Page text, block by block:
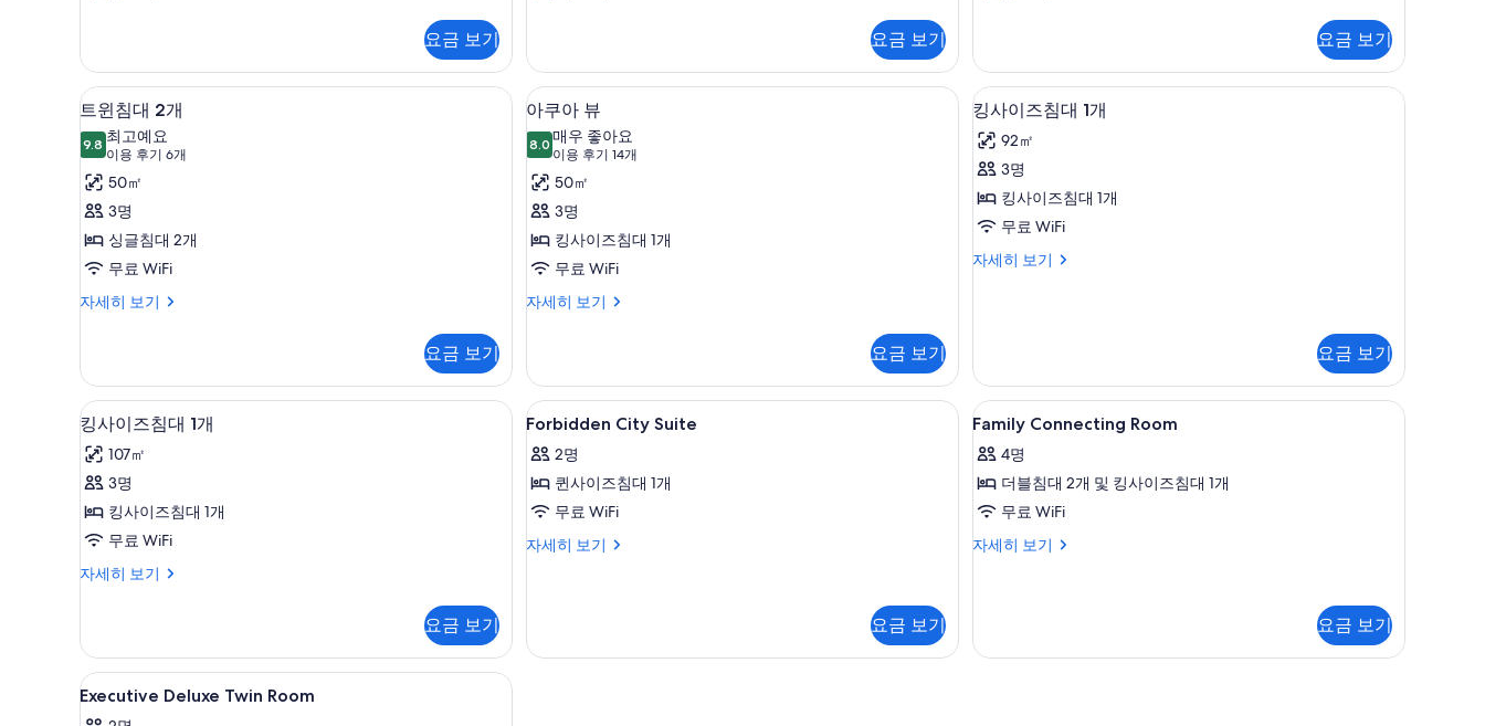
진
모
두
보
기
히
보
기
모
두
보
기
침
대
1
자
히
보
요금 보기
즈
침
대
1
개,
클
럽
라
운
용
사
진
모
두
기
티
브
룸,
킹
사
즈
침
개,
럽
이
용
자
세
히
보
기
요금 보기
모
두
보
기
침
대
1
개
자
세
보
기
요금 보기
트
윈
침
대
2
개
사
진
보
기
고급 침구, 셀렉트 컴포트 침대, 미니바, 객실 내 금고
7
트윈침대 2개
9.89.8점 만점 중 10점
최고예요
이용 후기 6개
(이
용
후
기
6
개)
50㎡
3명
싱글침대 2개
무료 WiFi
자세히 보기
트
2
개
자
세
히
보
요금 보기
아
쿠
아
뷰
사
진
모
두
고급 침구, 셀렉트 컴포트 침대, 미니바, 객실 내 금고
5
아쿠아 뷰
8.08.0점 만점 중 10점
매우 좋아요
이용 후기 14개
(이
용
후
기
14
개)
50㎡
3명
킹사이즈침대 1개
무료 WiFi
자세히 보기
아
자
세
히
기
요금 보기
킹
사
이
즈
침
1
모
두
보
기
킹사이즈침대 1개 | 고급 침구, 셀렉트 컴포트
9
킹사이즈침대 1개
92㎡
3명
킹사이즈침대 1개
무료 WiFi
자세히 보기
킹
1
개
자
히
보
요금 보기
킹
사
이
즈
침
1
사
진
모
킹사이즈침대 1개 | 고급 침구, 셀렉트 컴포트 침대, 미니바, 객실 내 금고
6
킹사이즈침대 1개
107㎡
3명
킹사이즈침대 1개
무료 WiFi
자세히 보기
킹
침
대
1
요금 보기
Forbidden
City
Suite
사
진
모
6
Forbidden City Suite
2명
퀸사이즈침대 1개
무료 WiFi
자세히 보기
Forbidden
히
보
요금 보기
Family
Connecting
Room
사
진
모
고급 침구, 셀렉트 컴포트 침대, 미니바, 객실 내
4
Family Connecting Room
4명
더블침대 2개 및 킹사이즈침대 1개
무료 WiFi
자세히 보기
Family
히
보
요금 보기
Executive
Deluxe
고급 침구, 셀렉트 컴포트 침대, 미니바, 객실 내 금고
7
Executive Deluxe Twin Room